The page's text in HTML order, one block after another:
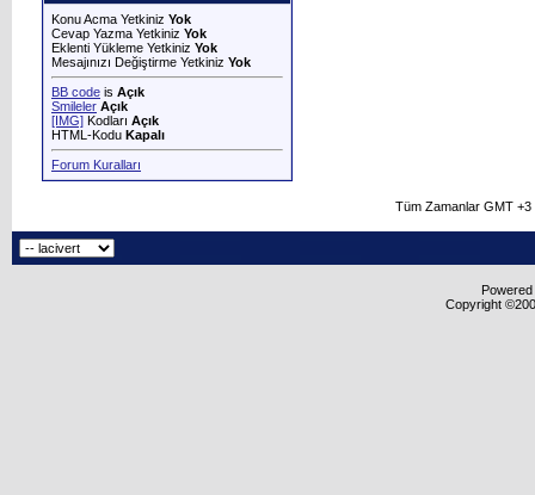
Konu Acma Yetkiniz Yok
Cevap Yazma Yetkiniz Yok
Eklenti Yükleme Yetkiniz Yok
Mesajınızı Değiştirme Yetkiniz Yok
BB code is Açık
Smileler Açık
[IMG] Kodları Açık
HTML-Kodu Kapalı
Forum Kuralları
Tüm Zamanlar GMT
Copyright